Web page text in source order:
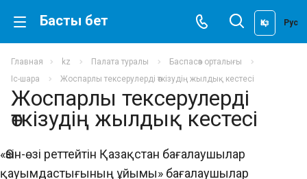
Басты бет Қаз Рус
Главная kz Палата туралы
Баспасөз орталығы
Іс-шара
Жоспарлы тексерулерді өткізудің жылдық кестесі
Жоспарлы тексерулерді
өткізудің жылдық кестесі
«Өзін-өзі реттейтін Қазақстан бағалаушылар
қауымдастығының ұйымы» бағалаушылар